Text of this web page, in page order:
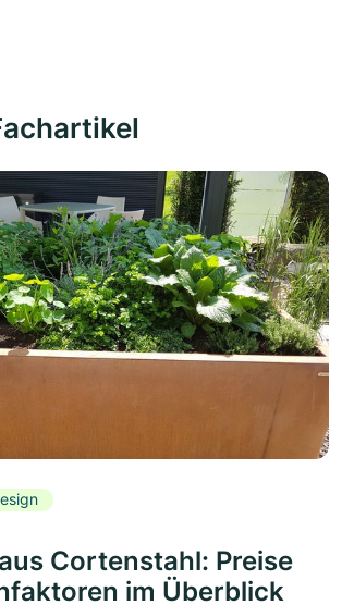
Cortenstahl: Preise
im Überblick